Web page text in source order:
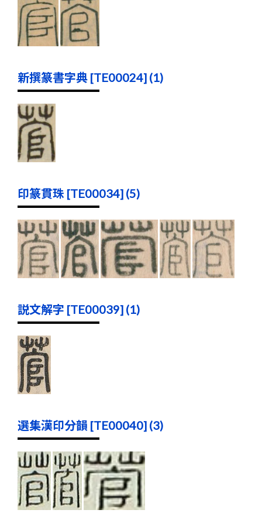
新撰篆書字典 [TE00024] (1)
印篆貫珠 [TE00034] (5)
説文解字 [TE00039] (1)
選集漢印分韻 [TE00040] (3)